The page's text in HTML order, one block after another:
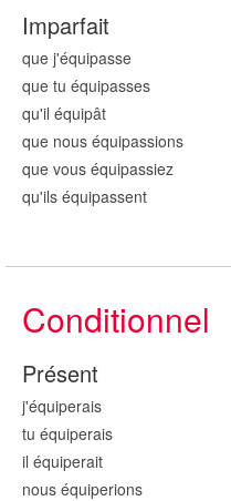
Imparfait
que j'équipasse
que tu équipasses
qu'il équipât
que nous équipassions
que vous équipassiez
qu'ils équipassent
Conditionnel
Présent
j'équiperais
tu équiperais
il équiperait
nous équiperions